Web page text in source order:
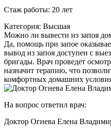
Стаж работы: 20 лет
Категория: Высшая
Можно ли вывести из запоя
Да, помощь при запое
вывод из запоя доступен с
бригады. Врач проведет
назначит терапию, что
комфортных домашних
На вопрос ответил врач:
Доктор Огнева Елена